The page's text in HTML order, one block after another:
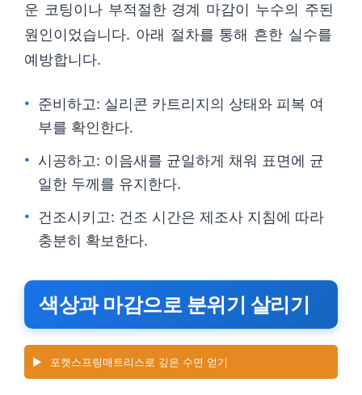
운 코팅이나 부적절한 경계 마감이 누수의 주된
원인이었습니다. 아래 절차를 통해 흔한 실수를
예방합니다.
준비하고: 실리콘 카트리지의 상태와 피복 여
부를 확인한다.
시공하고: 이음새를 균일하게 채워 표면에 균
일한 두께를 유지한다.
건조시키고: 건조 시간은 제조사 지침에 따라
충분히 확보한다.
색상과 마감으로 분위기 살리기
▶️ 포켓스프링매트리스로 깊은 수면 얻기